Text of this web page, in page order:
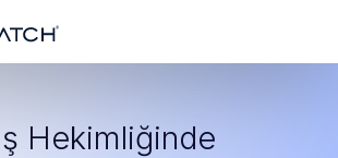
Hekimliğinde